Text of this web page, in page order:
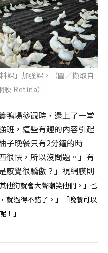
課 」加強課。（圖／擷取自
Retina）
鴨場參觀時，還上了一堂
班，這些有趣的內容引起
子晚餐只有2分鐘的時
很快，所以沒問題。」有
感覺很驕傲？」視網膜則
他狗就會大聲嘲笑他們。」也
就過得不錯了。」「晚餐可以
！」